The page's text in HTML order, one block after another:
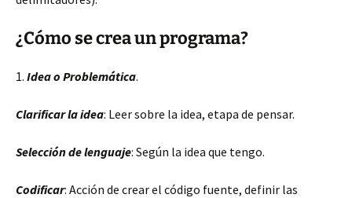
¿Cómo se crea un programa?
1. Idea o Problemática.
Clarificar la idea: Leer sobre la idea, etapa de pensar.
Selección de lenguaje: Según la idea que tengo.
Codificar: Acción de crear el código fuente, definir las